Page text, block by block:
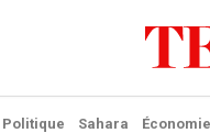
Politique Sahara